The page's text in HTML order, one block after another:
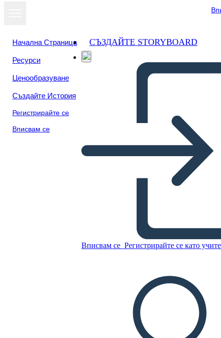
Начална Страница
Ресурси
Ценообразуване
Създайте История
Регистрирайте се
Вписвам се
СЪЗДАЙТЕ STORYBOARD
Вписвам се Регистрирайте се като
Сравнение и Контраст
СЪЗДАЙТЕ СЦЕНАРИЙ
ПУСКАНЕ НА СЛАЙДШОУ
ЧЕТИ МИ
Преглед като
слайдшоу